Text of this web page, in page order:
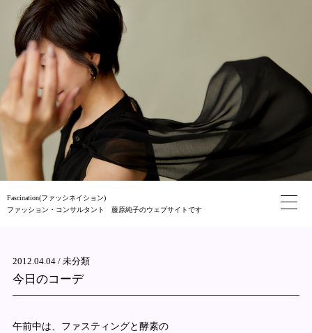
Fascination(ファッシネイション)
ファッション・コンサルタント 藤原純子のウェブサイトです
2012.04.04 / 未分類
今日のコーデ
午前中は、ファスティングと酵素の